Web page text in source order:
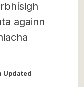
againn
Updated